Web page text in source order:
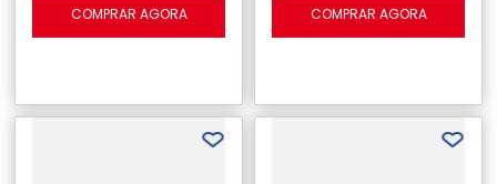
COMPRAR AGORA COMPRAR AGORA